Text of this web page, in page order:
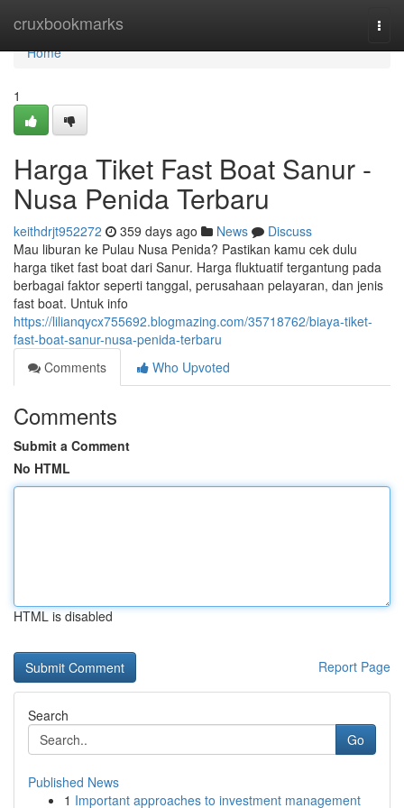
cruxbookmarks
Home
Home
1
Harga Tiket Fast Boat Sanur -
Nusa Penida Terbaru
keithdrjt952272 359 days ago News
Discuss
Mau liburan ke Pulau Nusa Penida? Pastikan kamu cek dulu
harga tiket fast boat dari Sanur. Harga fluktuatif tergantung pada
berbagai faktor seperti tanggal, perusahaan pelayaran, dan jenis
fast boat. Untuk info
https://lilianqycx755692.blogmazing.com/35718762/biaya-tiket-
fast-boat-sanur-nusa-penida-terbaru
Comments
Who Upvoted
Comments
Submit a Comment
No HTML
HTML is disabled
Report Page
Search
Go
Published News
1 Important approaches to investment management